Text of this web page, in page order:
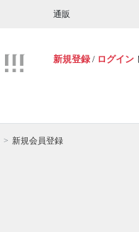
通販
新規登録 / ログイン
新規会員登録